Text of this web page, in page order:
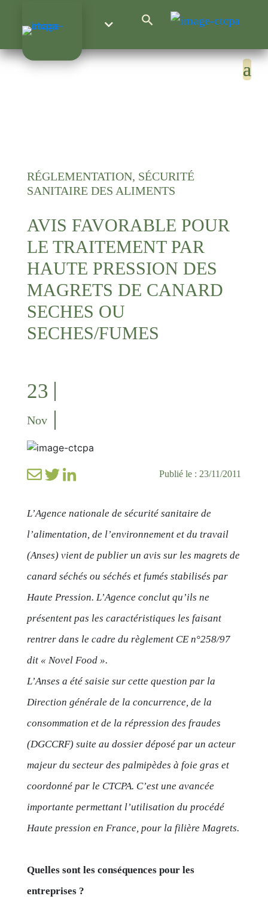
Search
RÉGLEMENTATION, SÉCURITÉ
SANITAIRE DES ALIMENTS
AVIS FAVORABLE POUR
LE TRAITEMENT PAR
HAUTE PRESSION DES
MAGRETS DE CANARD
SECHES OU
SECHES/FUMES
23
Nov
Publié le : 23/11/2011
L’Agence nationale de sécurité sanitaire de
l’alimentation, de l’environnement et du travail
(Anses) vient de publier un avis sur les magrets de
canard séchés ou séchés et fumés stabilisés par
Haute Pression. L’Agence conclut qu’ils ne
présentent pas les caractéristiques les faisant
rentrer dans le cadre du règlement CE n°258/97
dit « Novel Food ».
L’Anses a été saisie sur cette question par la
Direction générale de la concurrence, de la
consommation et de la répression des fraudes
(DGCCRF) suite au dossier déposé par un acteur
majeur du secteur des palmipèdes à foie gras et
coordonné par le CTCPA. C’est une avancée
importante permettant l’utilisation du procédé
Haute pression en France, pour la filière Magrets.
Quelles sont les conséquences pour les
entreprises ?